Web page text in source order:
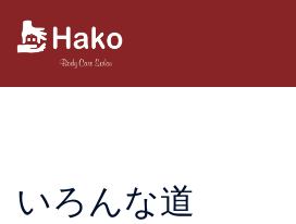
いろんな道